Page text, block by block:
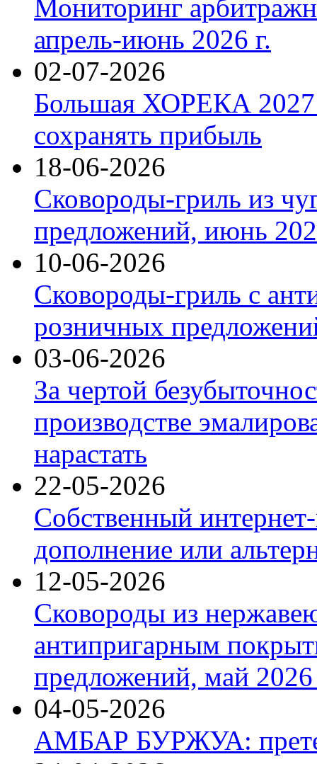
Мониторинг
апрель-июнь 2026 г.
02-07-2026
Большая ХОРЕКА 2027:
сохранять прибыль
18-06-2026
Сковороды-гриль из
предложений, июнь
10-06-2026
Сковороды-гриль с
розничных
03-06-2026
За чертой
производстве
нарастать
22-05-2026
Собственный
дополнение или
12-05-2026
Сковороды из
антипригарным
предложений, май 2026
04-05-2026
АМБАР БУРЖУА: